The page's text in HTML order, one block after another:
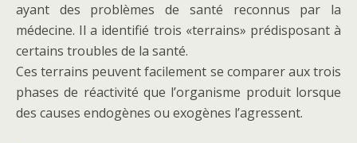
ayant des problèmes de santé reconnus par la
médecine. Il a identifié trois «terrains» prédisposant à
certains troubles de la santé.
Ces terrains peuvent facilement se comparer aux trois
phases de réactivité que l’organisme produit lorsque
des causes endogènes ou exogènes l’agressent.